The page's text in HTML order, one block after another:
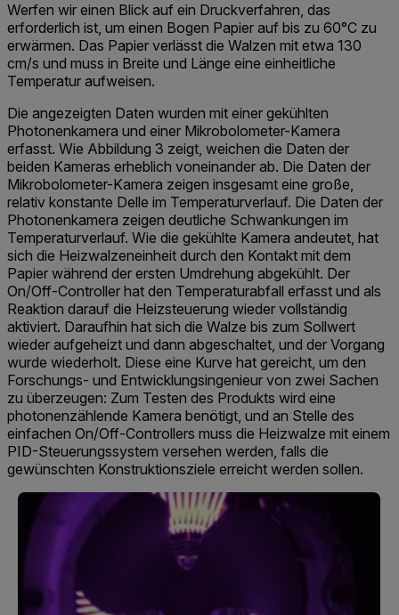
Werfen wir einen Blick auf ein Druckverfahren, das
erforderlich ist, um einen Bogen Papier auf bis zu 60°C zu
erwärmen. Das Papier verlässt die Walzen mit etwa 130
cm/s und muss in Breite und Länge eine einheitliche
Temperatur aufweisen.
Die angezeigten Daten wurden mit einer gekühlten
Photonenkamera und einer Mikrobolometer-Kamera
erfasst. Wie Abbildung 3 zeigt, weichen die Daten der
beiden Kameras erheblich voneinander ab. Die Daten der
Mikrobolometer-Kamera zeigen insgesamt eine große,
relativ konstante Delle im Temperaturverlauf. Die Daten der
Photonenkamera zeigen deutliche Schwankungen im
Temperaturverlauf. Wie die gekühlte Kamera andeutet, hat
sich die Heizwalzeneinheit durch den Kontakt mit dem
Papier während der ersten Umdrehung abgekühlt. Der
On/Off-Controller hat den Temperaturabfall erfasst und als
Reaktion darauf die Heizsteuerung wieder vollständig
aktiviert. Daraufhin hat sich die Walze bis zum Sollwert
wieder aufgeheizt und dann abgeschaltet, und der Vorgang
wurde wiederholt. Diese eine Kurve hat gereicht, um den
Forschungs- und Entwicklungsingenieur von zwei Sachen
zu überzeugen: Zum Testen des Produkts wird eine
photonenzählende Kamera benötigt, und an Stelle des
einfachen On/Off-Controllers muss die Heizwalze mit einem
PID-Steuerungssystem versehen werden, falls die
gewünschten Konstruktionsziele erreicht werden sollen.